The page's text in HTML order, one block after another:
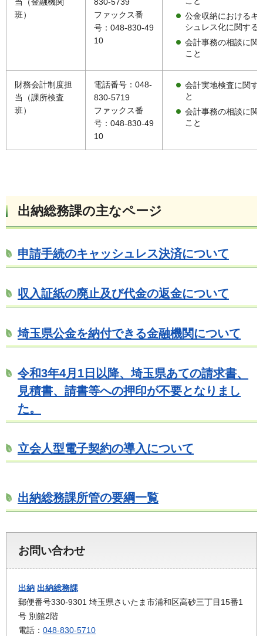
当（金融機関
班）
830-5739
ファックス番
号：048-830-49
10
公金収納におけるキ
シュレス化に関する
会計事務の相談に関
こと
財務会計制度担
当（課所検査
班）
電話番号：048-
830-5719
ファックス番
号：048-830-49
10
会計実地検査に関す
と
会計事務の相談に関
こと
出納総務課の主なページ
申請手続のキャッシュレス決済について
収入証紙の廃止及び代金の返金について
埼玉県公金を納付できる金融機関について
令和3年4月1日以降、埼玉県あての請求書、
見積書、請書等への押印が不要となりまし
た。
立会人型電子契約の導入について
出納総務課所管の要綱一覧
お問い合わせ
出納 出納総務課
郵便番号330-9301 埼玉県さいたま市浦和区高砂三丁目15番1
号 別館2階
電話： 048-830-5710